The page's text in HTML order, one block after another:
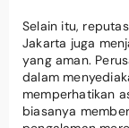
Selain itu,
Jakarta juga
yang aman.
dalam
memperhatikan
biasanya